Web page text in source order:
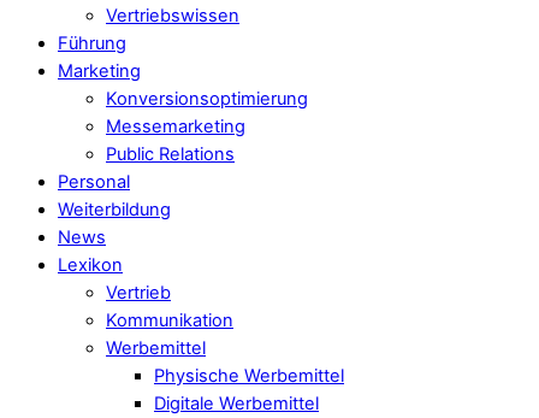
Vertriebswissen
Führung
Marketing
Konversionsoptimierung
Messemarketing
Public Relations
Personal
Weiterbildung
News
Lexikon
Vertrieb
Kommunikation
Werbemittel
Physische Werbemittel
Digitale Werbemittel